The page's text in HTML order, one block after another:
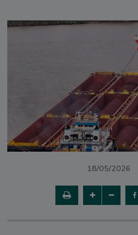
18/05/2026